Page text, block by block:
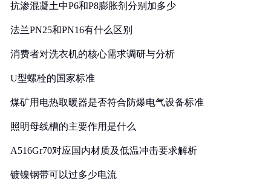
抗渗混凝土中P6和P8膨胀剂分别加多少
法兰PN25和PN16有什么区别
消费者对洗衣机的核心需求调研与分析
U型螺栓的国家标准
煤矿用电热取暖器是否符合防爆电气设备标准
照明母线槽的主要作用是什么
A516Gr70对应国内材质及低温冲击要求解析
镀镍钢带可以过多少电流